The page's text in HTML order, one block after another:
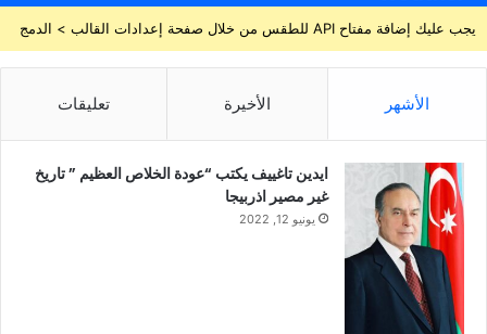
يجب عليك إضافة مفتاح API للطقس من خلال صفحة إعدادات القالب > الدمج
الأشهر الأخيرة تعليقات
ايدين تاغييف يكتب “عودة الخلاص العظيم ” تاريخ
غير مصير اذربيجا
يونيو 12, 2022